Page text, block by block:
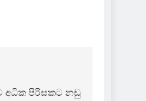
අධික පිරිසකට නඩු